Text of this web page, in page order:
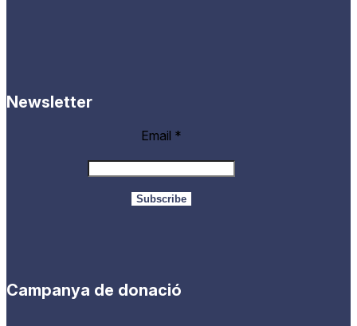
Newsletter
Email *
Campanya de donació